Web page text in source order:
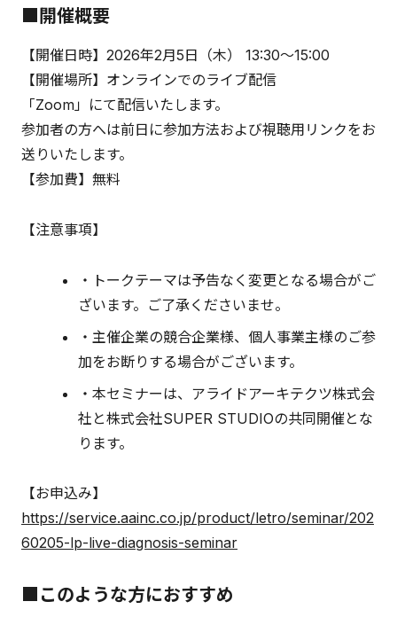
■開催概要
【開催日時】2026年2月5日（木） 13:30〜15:00
【開催場所】オンラインでのライブ配信
「Zoom」にて配信いたします。
参加者の方へは前日に参加方法および視聴用リンクをお
送りいたします。
【参加費】無料
【注意事項】
・トークテーマは予告なく変更となる場合がご
ざいます。ご了承くださいませ。
・主催企業の競合企業様、個人事業主様のご参
加をお断りする場合がございます。
・本セミナーは、アライドアーキテクツ株式会
社と株式会社SUPER STUDIOの共同開催とな
ります。
【お申込み】
https://service.aainc.co.jp/product/letro/seminar/202
60205-lp-live-diagnosis-seminar
■このような方におすすめ